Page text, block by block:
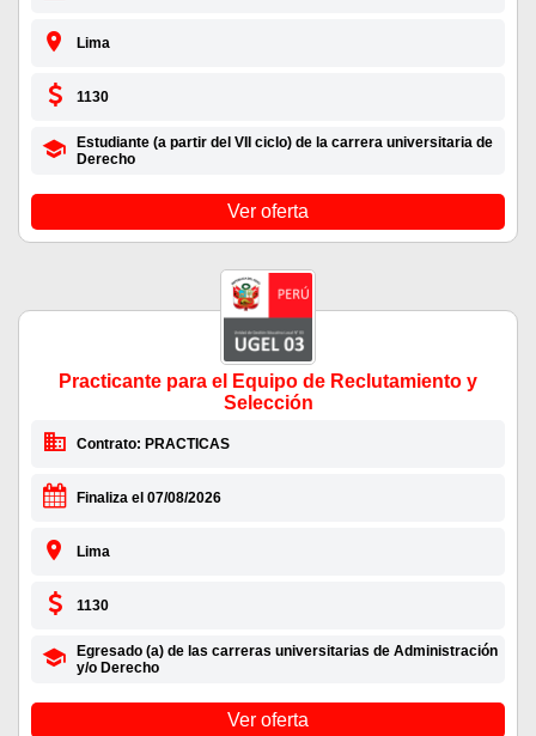
Lima
1130
Estudiante (a partir del VII ciclo) de la carrera universitaria de
Derecho
Ver oferta
Practicante para el Equipo de Reclutamiento y
Selección
Contrato: PRACTICAS
Finaliza el 07/08/2026
Lima
1130
Egresado (a) de las carreras universitarias de Administración
y/o Derecho
Ver oferta